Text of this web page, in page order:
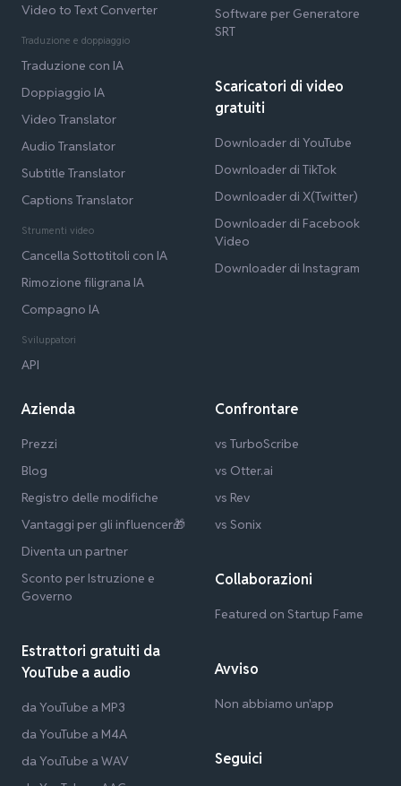
Video to Text Converter
Traduzione e doppiaggio
Traduzione con IA
Doppiaggio IA
Video Translator
Audio Translator
Subtitle Translator
Captions Translator
Strumenti video
Cancella Sottotitoli con IA
Rimozione filigrana IA
Compagno IA
Sviluppatori
API
Software per Generatore
SRT
Scaricatori di video
gratuiti
Downloader di YouTube
Downloader di TikTok
Downloader di X(Twitter)
Downloader di Facebook
Video
Downloader di Instagram
Azienda
Prezzi
Blog
Registro delle modifiche
Vantaggi per gli influencer🎁
Diventa un partner
Sconto per Istruzione e
Governo
Estrattori gratuiti da
YouTube a audio
da YouTube a MP3
da YouTube a M4A
da YouTube a WAV
Confrontare
vs TurboScribe
vs Otter.ai
vs Rev
vs Sonix
Collaborazioni
Featured on Startup Fame
Avviso
Non abbiamo un'app
Seguici